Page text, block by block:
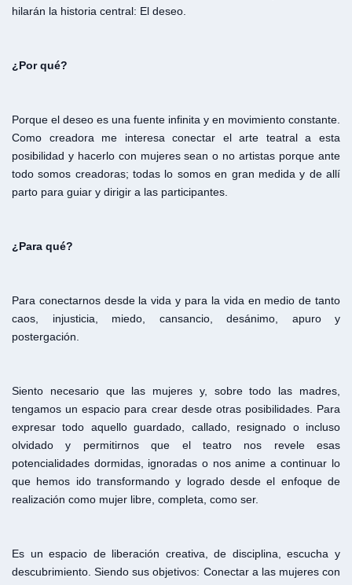
hilarán la historia central: El deseo.
¿Por qué?
Porque el deseo es una fuente infinita y en movimiento constante.
Como creadora me interesa conectar el arte teatral a esta
posibilidad y hacerlo con mujeres sean o no artistas porque ante
todo somos creadoras; todas lo somos en gran medida y de allí
parto para guiar y dirigir a las participantes.
¿Para qué?
Para conectarnos desde la vida y para la vida en medio de tanto
caos, injusticia, miedo, cansancio, desánimo, apuro y
postergación.
Siento necesario que las mujeres y, sobre todo las madres,
tengamos un espacio para crear desde otras posibilidades. Para
expresar todo aquello guardado, callado, resignado o incluso
olvidado y permitirnos que el teatro nos revele esas
potencialidades dormidas, ignoradas o nos anime a continuar lo
que hemos ido transformando y logrado desde el enfoque de
realización como mujer libre, completa, como ser.
Es un espacio de liberación creativa, de disciplina, escucha y
descubrimiento. Siendo sus objetivos: Conectar a las mujeres con